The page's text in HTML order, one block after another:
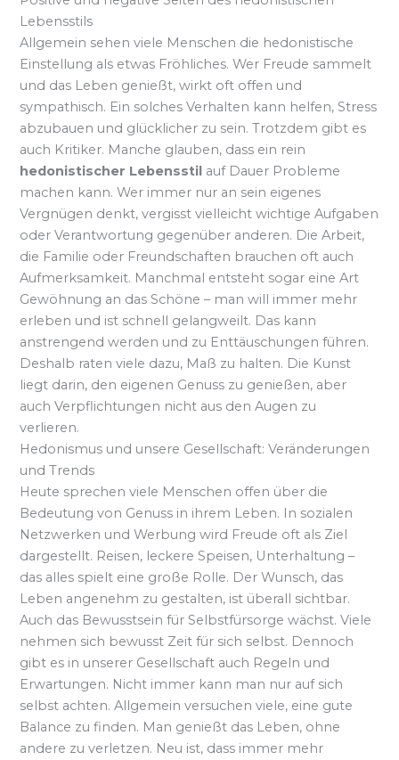
Lebensstils
Allgemein sehen viele Menschen die hedonistische
Einstellung als etwas Fröhliches. Wer Freude sammelt
und das Leben genießt, wirkt oft offen und
sympathisch. Ein solches Verhalten kann helfen, Stress
abzubauen und glücklicher zu sein. Trotzdem gibt es
auch Kritiker. Manche glauben, dass ein rein
hedonistischer Lebensstil auf Dauer Probleme
machen kann. Wer immer nur an sein eigenes
Vergnügen denkt, vergisst vielleicht wichtige Aufgaben
oder Verantwortung gegenüber anderen. Die Arbeit,
die Familie oder Freundschaften brauchen oft auch
Aufmerksamkeit. Manchmal entsteht sogar eine Art
Gewöhnung an das Schöne – man will immer mehr
erleben und ist schnell gelangweilt. Das kann
anstrengend werden und zu Enttäuschungen führen.
Deshalb raten viele dazu, Maß zu halten. Die Kunst
liegt darin, den eigenen Genuss zu genießen, aber
auch Verpflichtungen nicht aus den Augen zu
verlieren.
Hedonismus und unsere Gesellschaft: Veränderungen
und Trends
Heute sprechen viele Menschen offen über die
Bedeutung von Genuss in ihrem Leben. In sozialen
Netzwerken und Werbung wird Freude oft als Ziel
dargestellt. Reisen, leckere Speisen, Unterhaltung –
das alles spielt eine große Rolle. Der Wunsch, das
Leben angenehm zu gestalten, ist überall sichtbar.
Auch das Bewusstsein für Selbstfürsorge wächst. Viele
nehmen sich bewusst Zeit für sich selbst. Dennoch
gibt es in unserer Gesellschaft auch Regeln und
Erwartungen. Nicht immer kann man nur auf sich
selbst achten. Allgemein versuchen viele, eine gute
Balance zu finden. Man genießt das Leben, ohne
andere zu verletzen. Neu ist, dass immer mehr